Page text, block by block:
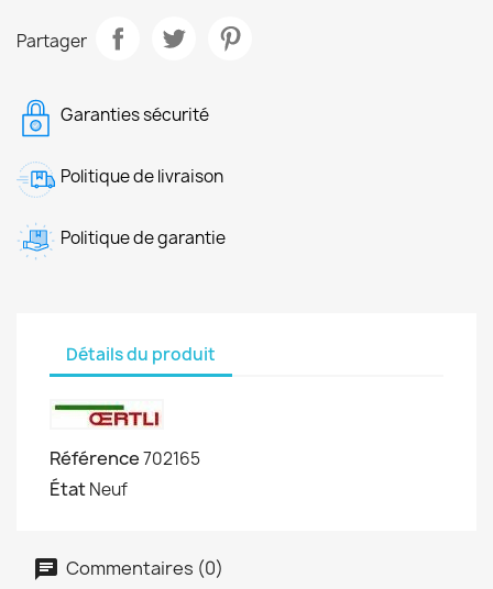
Partager
Garanties sécurité
Politique de livraison
Politique de garantie
Détails du produit
Référence702165
ÉtatNeuf
Commentaires (0)